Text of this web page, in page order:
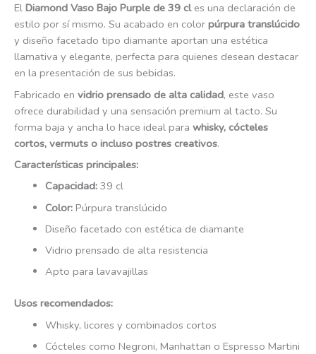
El Diamond Vaso Bajo Purple de 39 cles una declaración de
estilo por sí mismo. Su acabado en color púrpura translúcido
y diseño facetado tipo diamante aportan una estética
llamativa y elegante, perfecta para quienes desean destacar
en la presentación de sus bebidas.
Fabricado en vidrio prensado de alta calidad, este vaso
ofrece durabilidad y una sensación premium al tacto. Su
forma baja y ancha lo hace ideal para whisky, cócteles
cortos, vermuts o incluso postres creativos.
Características principales:
Capacidad:39 cl
Color:Púrpura translúcido
Diseño facetado con estética de diamante
Vidrio prensado de alta resistencia
Apto para lavavajillas
Usos recomendados:
Whisky, licores y combinados cortos
Cócteles como Negroni, Manhattan o Espresso Martini